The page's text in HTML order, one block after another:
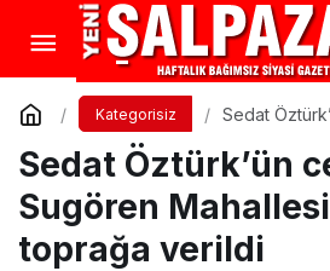
Kategorisiz
Sedat
Sedat Öztürk’ün
Sugören
toprağa verildi